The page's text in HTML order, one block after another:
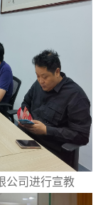
公司进行宣教